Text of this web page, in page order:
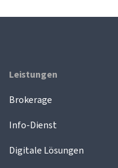
Leistungen
Brokerage
Info-Dienst
Digitale Lösungen